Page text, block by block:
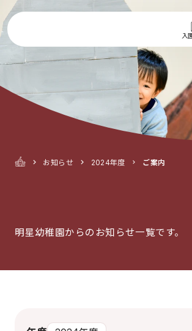
入
お知らせ 2024年度 ご案内
明星幼稚園からのお知らせ一覧です。